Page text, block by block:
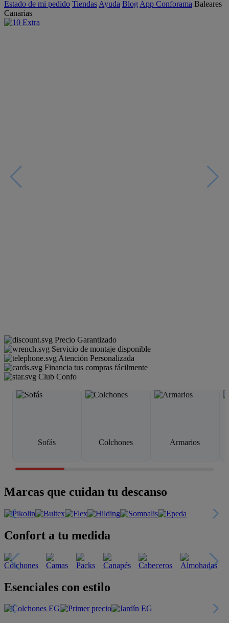
Estado de mi pedido Tiendas Ayuda Blog App Conforama Baleares
Canarias
Precio Garantizado
Servicio de montaje disponible
Atención Personalizada
Financia tus compras fácilmente
Club Confo
Sofás Colchones Armarios
Marcas que cuidan tu descanso
Confort a tu medida
Esenciales con estilo